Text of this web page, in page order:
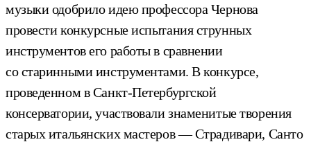
музыки одобрило идею профессора Чернова
провести конкурсные испытания струнных
инструментов его работы в сравнении
со старинными инструментами. В конкурсе,
проведенном в Санкт-Петербургской
консерватории, участвовали знаменитые творения
старых итальянских мастеров — Страдивари, Санто